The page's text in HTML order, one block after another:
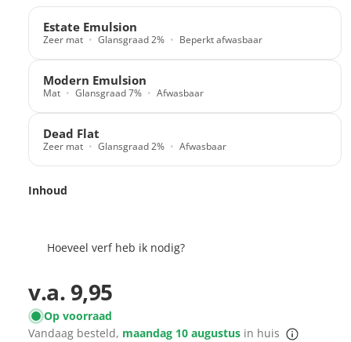
Estate Emulsion
Zeer mat Glansgraad 2% Beperkt afwasbaar
Modern Emulsion
Mat Glansgraad 7% Afwasbaar
Dead Flat
Zeer mat Glansgraad 2% Afwasbaar
Inhoud
Hoeveel verf heb ik nodig?
v.a. 9,95
Op voorraad
Vandaag besteld, maandag 10 augustus in huis